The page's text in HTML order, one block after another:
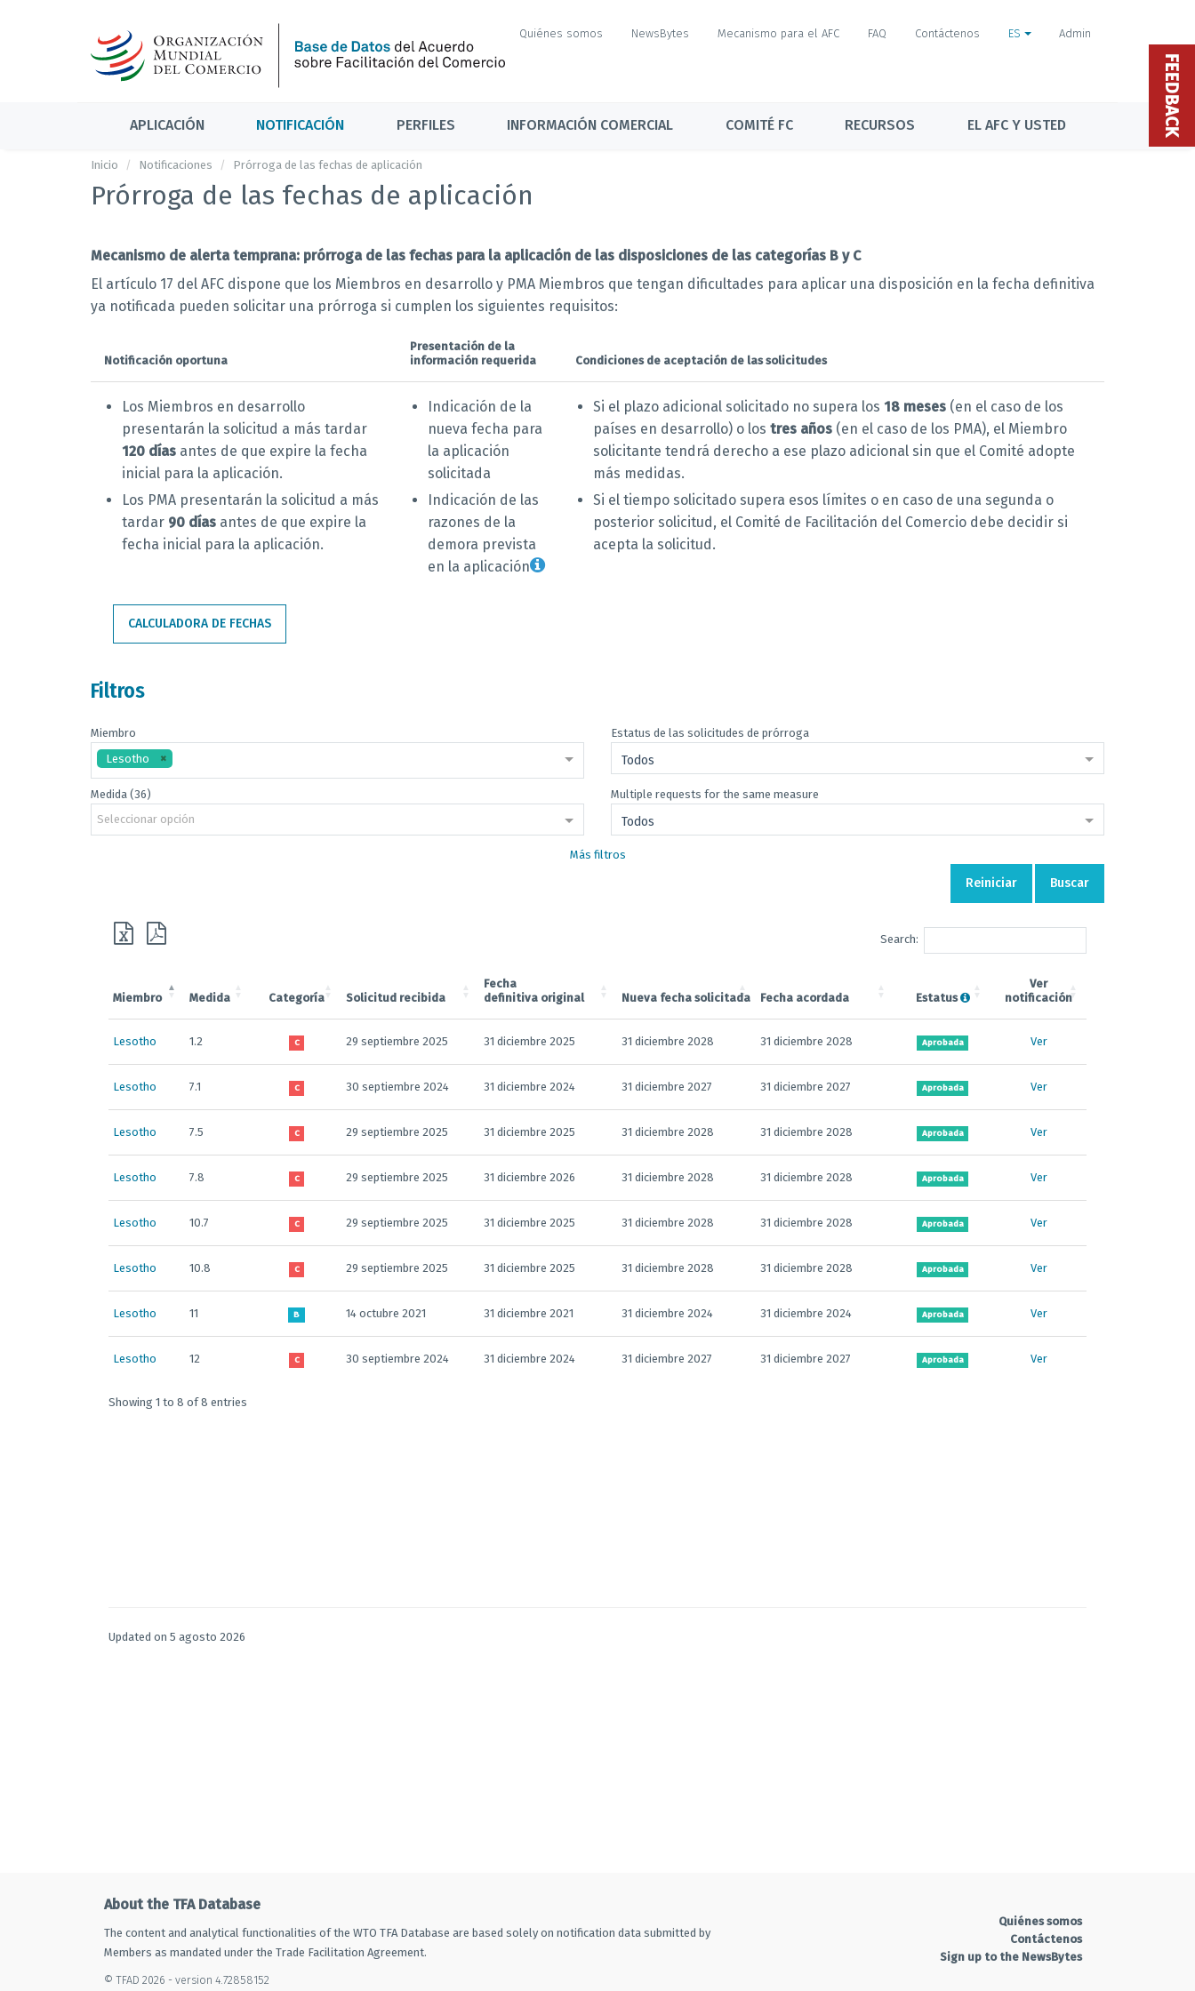
Quiénes somos NewsBytes Mecanismo para el AFC FAQ Contáctenos ES Admin
APLICACIÓN NOTIFICACIÓN PERFILES INFORMACIÓN COMERCIAL COMITÉ FC RECURSOS EL AFC Y USTED
Inicio Notificaciones Prórroga de las fechas de aplicación
Prórroga de las fechas de aplicación
Mecanismo de alerta temprana: prórroga de las fechas para la aplicación de las disposiciones de las categorías B y C
El artículo 17 del AFC dispone que los Miembros en desarrollo y PMA Miembros que tengan dificultades para aplicar una disposición en la fecha definitiva
ya notificada pueden solicitar una prórroga si cumplen los siguientes requisitos:
Notificación oportuna
Presentación de la
información requerida
Condiciones de aceptación de las solicitudes
Los Miembros en desarrollo
presentarán la solicitud a más tardar
120 días antes de que expire la fecha
inicial para la aplicación.
Los PMA presentarán la solicitud a más
tardar 90 días antes de que expire la
fecha inicial para la aplicación.
Indicación de la
nueva fecha para
la aplicación
solicitada
Indicación de las
razones de la
demora prevista
en la aplicación
Si el plazo adicional solicitado no supera los 18 meses (en el caso de los
países en desarrollo) o los tres años (en el caso de los PMA), el Miembro
solicitante tendrá derecho a ese plazo adicional sin que el Comité adopte
más medidas.
Si el tiempo solicitado supera esos límites o en caso de una segunda o
posterior solicitud, el Comité de Facilitación del Comercio debe decidir si
acepta la solicitud.
CALCULADORA DE FECHAS
Filtros
Miembro
Lesotho
Estatus de las solicitudes de prórroga
Todos
Medida (36)
Seleccionar opción
Multiple requests for the same measure
Todos
Más filtros
Reiniciar Buscar
Search:
Miembro Medida Categoría Solicitud recibida
Fecha
definitiva original
Nueva fecha solicitada Fecha acordada Estatus
Ver
notificación
Lesotho 1.2 C 29 septiembre 2025 31 diciembre 2025 31 diciembre 2028 31 diciembre 2028 Aprobada Ver
Lesotho 7.1 C 30 septiembre 2024 31 diciembre 2024 31 diciembre 2027 31 diciembre 2027 Aprobada Ver
Lesotho 7.5 C 29 septiembre 2025 31 diciembre 2025 31 diciembre 2028 31 diciembre 2028 Aprobada Ver
Lesotho 7.8 C 29 septiembre 2025 31 diciembre 2026 31 diciembre 2028 31 diciembre 2028 Aprobada Ver
Lesotho 10.7 C 29 septiembre 2025 31 diciembre 2025 31 diciembre 2028 31 diciembre 2028 Aprobada Ver
Lesotho 10.8 C 29 septiembre 2025 31 diciembre 2025 31 diciembre 2028 31 diciembre 2028 Aprobada Ver
Lesotho 11 B 14 octubre 2021 31 diciembre 2021 31 diciembre 2024 31 diciembre 2024 Aprobada Ver
Lesotho 12 C 30 septiembre 2024 31 diciembre 2024 31 diciembre 2027 31 diciembre 2027 Aprobada Ver
Showing 1 to 8 of 8 entries
Updated on 5 agosto 2026
About the TFA Database
The content and analytical functionalities of the WTO TFA Database are based solely on notification data submitted by
Members as mandated under the Trade Facilitation Agreement.
© TFAD 2026 - version 4.72858152
Quiénes somos
Contáctenos
Sign up to the NewsBytes
FEEDBACK